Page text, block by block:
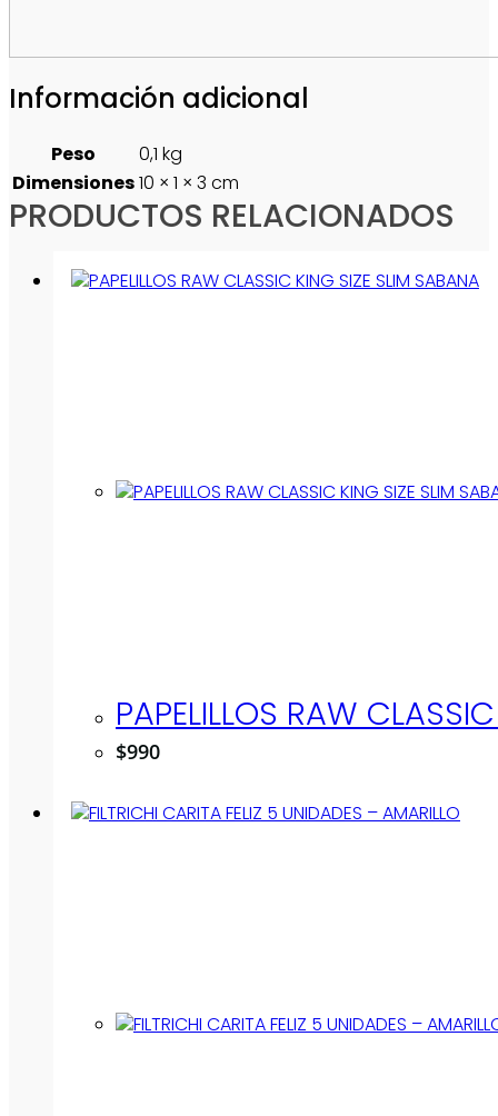
Información adicional
Peso
0,1 kg
Dimensiones10 × 1 × 3 cm
PRODUCTOS RELACIONADOS
PAPELILLOS RAW
$990